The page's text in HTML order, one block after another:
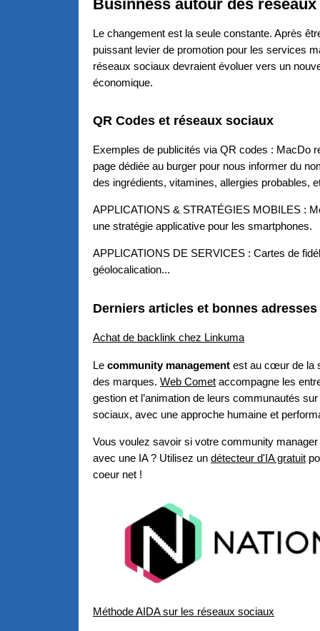
Businness autour des
Le changement est la seule constante. Après
puissant levier de promotion pour les services
réseaux sociaux devraient évoluer vers un
économique.
QR Codes et réseaux sociaux
Exemples de publicités via QR codes : MacDo
page dédiée au burger pour nous informer du
des ingrédients, vitamines, allergies probables,
APPLICATIONS & STRATÉGIES MOBILES :
une stratégie applicative pour les smartphones.
APPLICATIONS DE SERVICES : Cartes de
géolocalication...
Derniers articles et bonnes adresses
Achat de backlink chez Linkuma
Le community management est au cœur de la
des marques. Web Comet accompagne les
gestion et l’animation de leurs communautés
sociaux, avec une approche humaine et
Vous voulez savoir si votre community
avec une IA ? Utilisez un détecteur d'IA gratuit
coeur net !
Méthode AIDA sur les réseaux sociaux